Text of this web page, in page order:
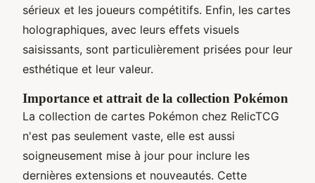
sérieux et les joueurs compétitifs. Enfin, les cartes
holographiques, avec leurs effets visuels
saisissants, sont particulièrement prisées pour leur
esthétique et leur valeur.
Importance et attrait de la collection Pokémon
La collection de cartes Pokémon chez RelicTCG
n'est pas seulement vaste, elle est aussi
soigneusement mise à jour pour inclure les
dernières extensions et nouveautés. Cette